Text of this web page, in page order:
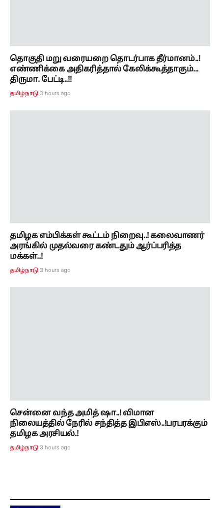
தொகுதி மறு வரையறை தொடர்பாக தீர்மானம்..!
எண்ணிக்கை அதிகரித்தால் கேலிக்கூத்தாகும்...
திருமா. பேட்டி..!!
தமிழ்நாடு 3 hours ago
தமிழக எம்பிக்கள் கூட்டம் நிறைவு..! கலைவாணர்
அரங்கில் முதல்வரை கண்டதும் ஆர்ப்பரித்த
மக்கள்..!
தமிழ்நாடு 3 hours ago
சென்னை வந்த அமித் ஷா..! விமான
நிலையத்தில் நேரில் சந்தித்த இபிஎஸ்..!பரபரக்கும்
தமிழக அரசியல்.!
தமிழ்நாடு 3 hours ago